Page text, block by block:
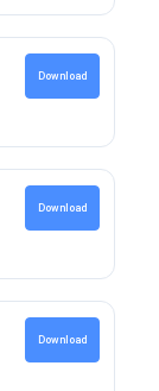
Download
Download
Download